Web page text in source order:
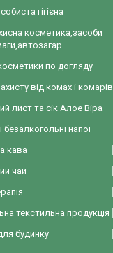
гігієна
косметика,засоби
по догляду
від комах і комарів
лист та сік Алое Віра
безалкогольні напої
кава
чай
текстильна продукція
будинку